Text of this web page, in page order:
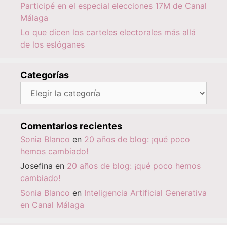
Participé en el especial elecciones 17M de Canal
Málaga
Lo que dicen los carteles electorales más allá
de los eslóganes
Categorías
Categorías
Comentarios recientes
Sonia Blanco en 20 años de blog: ¡qué poco
hemos cambiado!
Josefina en 20 años de blog: ¡qué poco hemos
cambiado!
Sonia Blanco en Inteligencia Artificial Generativa
en Canal Málaga